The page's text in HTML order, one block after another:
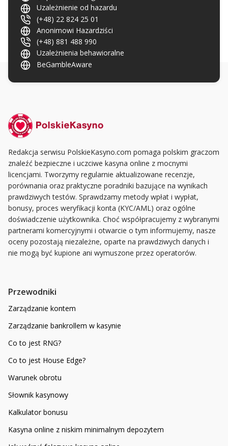
Uzależnienie od hazardu
(+48) 22 824 25 01
Anonimowi Hazardziści
(+48) 881 488 990
Uzależnienia behawioralne
BeGambleAware
Redakcja serwisu PolskieKasyno.com pomaga polskim graczom
znaleźć bezpieczne i uczciwe kasyna online z mocnymi
licencjami. Tworzymy regularnie aktualizowane recenzje,
porównania oraz praktyczne poradniki bazujące na wynikach
prawdziwych testów. Sprawdzamy metody wpłat i wypłat,
bonusy, proces weryfikacji konta (KYC/AML) oraz ogólne
doświadczenie użytkownika. Choć współpracujemy z wybranymi
partnerami komercyjnymi i otwarcie o tym informujemy, nasze
oceny pozostają niezależne, oparte na prawdziwych danych i
nie mogą być kupione ani wymuszone przez operatorów.
Przewodniki
Zarządzanie kontem
Zarządzanie bankrollem w kasynie
Co to jest RNG?
Co to jest House Edge?
Warunek obrotu
Słownik kasynowy
Kalkulator bonusu
Kasyna online z niskim minimalnym depozytem